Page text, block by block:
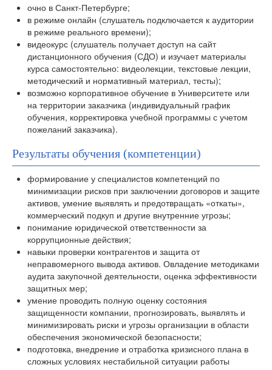
очно в Санкт-Петербурге;
в режиме онлайн (слушатель подключается к аудитории
в режиме реального времени);
видеокурс (слушатель получает доступ на сайт
дистанционного обучения (СДО) и изучает материалы
курса самостоятельно: видеолекции, текстовые лекции,
методический и нормативный материал, тесты);
возможно корпоративное обучение в Университете или
на территории заказчика (индивидуальный график
обучения, корректировка учебной программы с учетом
пожеланий заказчика).
Результаты обучения (компетенции)
формирование у специалистов компетенций по
минимизации рисков при заключении договоров и защите
активов, умение выявлять и предотвращать «откаты»,
коммерческий подкуп и другие внутренние угрозы;
понимание юридической ответственности за
коррупционные действия;
навыки проверки контрагентов и защита от
неправомерного вывода активов. Овладение методиками
аудита закупочной деятельности, оценка эффективности
защитных мер;
умение проводить полную оценку состояния
защищенности компании, прогнозировать, выявлять и
минимизировать риски и угрозы организации в области
обеспечения экономической безопасности;
подготовка, внедрение и отработка кризисного плана в
сложных условиях нестабильной ситуации работы